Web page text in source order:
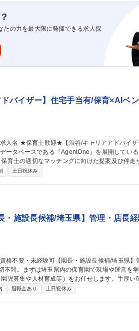
研修運営 ・安心のサポート：独自研修「園長大
集いたします。 募集職種 保育資格不要・未経験可
験を活かす
たの力を最大限に発揮できる求人探
バイザー】住宅手当有/保育×AIベ
育士の適切なマッチングに向けた提案及び伴走
土日祝休み
・施設長候補/埼玉県】管理・店長
児募集や人材育成等）をお任せします。手厚い
集いたします。 募集職種 保育資格不要・未経験可
験を活かす
退職金あり 土日祝休み